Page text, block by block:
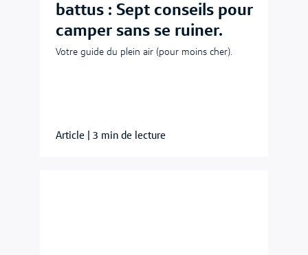
battus : Sept conseils pour
camper sans se ruiner.
Votre guide du plein air (pour moins cher).
Article 3 min de lecture